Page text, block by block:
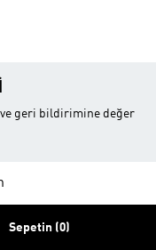
ve geri bildirimine değer
Sepetin (0)